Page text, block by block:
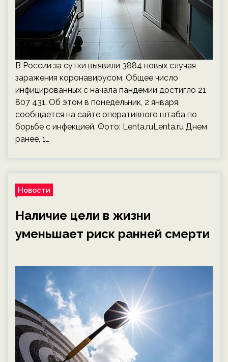
В России за сутки выявили 3884 новых случая
заражения коронавирусом. Общее число
инфицированных с начала пандемии достигло 21
807 431. Об этом в понедельник, 2 января,
сообщается на сайте оперативного штаба по
борьбе с инфекцией. Фото: Lenta.ruLenta.ru Днем
ранее, 1…
Новости
Наличие цели в жизни
уменьшает риск ранней смерти